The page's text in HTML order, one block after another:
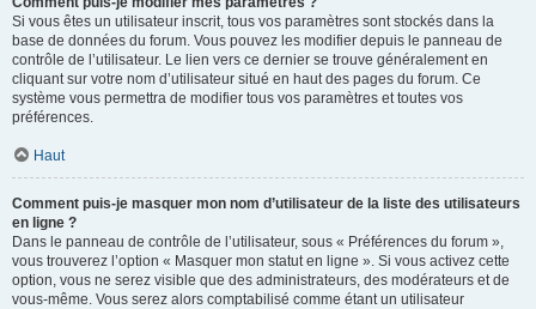
Si vous êtes un utilisateur inscrit, tous vos paramètres sont stockés dans la
base de données du forum. Vous pouvez les modifier depuis le panneau de
contrôle de l’utilisateur. Le lien vers ce dernier se trouve généralement en
cliquant sur votre nom d’utilisateur situé en haut des pages du forum. Ce
système vous permettra de modifier tous vos paramètres et toutes vos
préférences.
Haut
Comment puis-je masquer mon nom d’utilisateur de la liste des utilisateurs
en ligne ?
Dans le panneau de contrôle de l’utilisateur, sous « Préférences du forum »,
vous trouverez l’option « Masquer mon statut en ligne ». Si vous activez cette
option, vous ne serez visible que des administrateurs, des modérateurs et de
vous-même. Vous serez alors comptabilisé comme étant un utilisateur